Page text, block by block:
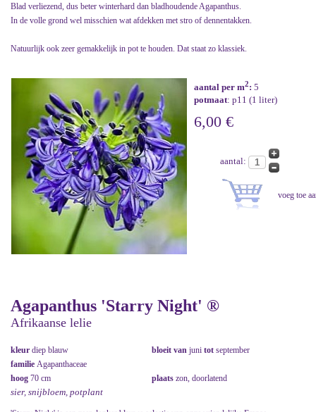
Blad verliezend, dus beter winterhard dan bladhoudende Agapanthus.
In de volle grond wel misschien wat afdekken met stro of dennentakken.
Natuurlijk ook zeer gemakkelijk in pot te houden. Dat staat zo klassiek.
aantal per m2: 5
potmaat: p11 (1 liter)
6,00 €
aantal:
Agapanthus 'Starry Night' ®
Afrikaanse lelie
kleur diep blauw bloeit van juni tot september
familie Agapanthaceae
hoog 70 cm plaats zon, doorlatend
sier, snijbloem, potplant